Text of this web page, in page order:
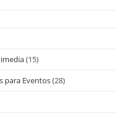
(15)
para Eventos(28)